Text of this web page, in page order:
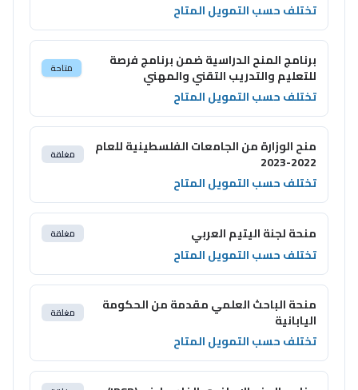
تختلف حسب التمويل المتاح
برنامج المنح الدراسية ضمن برنامج فرصة
للتعليم والتدريب التقني والمهني متاحة
تختلف حسب التمويل المتاح
منح الوزارة من الجامعات الفلسطينية للعام
2022-2023 مغلقة
تختلف حسب التمويل المتاح
منحة لجنة اليتيم العربي مغلقة
تختلف حسب التمويل المتاح
منحة الباحث العلمي مقدمة من الحكومة
اليابانية مغلقة
تختلف حسب التمويل المتاح